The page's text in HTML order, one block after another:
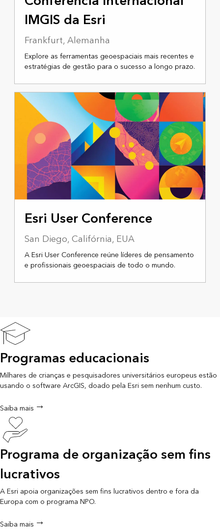
IMGIS da Esri
Frankfurt, Alemanha
Explore as ferramentas geoespaciais mais recentes e
estratégias de gestão para o sucesso a longo prazo.
13 A 17 DE JULHO DE 2026
Esri User Conference
San Diego, Califórnia, EUA
A Esri User Conference reúne líderes de pensamento
e profissionais geoespaciais de todo o mundo.
Programas educacionais
Milhares de crianças e pesquisadores universitários europeus estão
usando o software ArcGIS, doado pela Esri sem nenhum custo.
Saiba mais
Programa de organização sem fins
lucrativos
A Esri apoia organizações sem fins lucrativos dentro e fora da
Europa com o programa NPO.
Saiba mais